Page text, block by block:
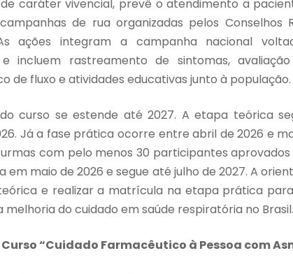
caráter vivencial, prevê o atendimento a
de rua organizadas pelos Conselhos
As ações integram a campanha nacional
e incluem rastreamento de sintomas,
de fluxo e atividades educativas junto à população.
curso se estende até 2027. A etapa teórica
Já a fase prática ocorre entre abril de 2026 e
com pelo menos 30 participantes
em maio de 2026 e segue até julho de 2027. A
e realizar a matrícula na etapa prática
do cuidado em saúde respiratória no Brasil.
“Cuidado Farmacêutico à Pessoa com